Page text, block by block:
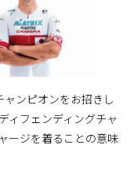
ンピオンをお招きし
ィフェンディングチャ
ージを着ることの意味